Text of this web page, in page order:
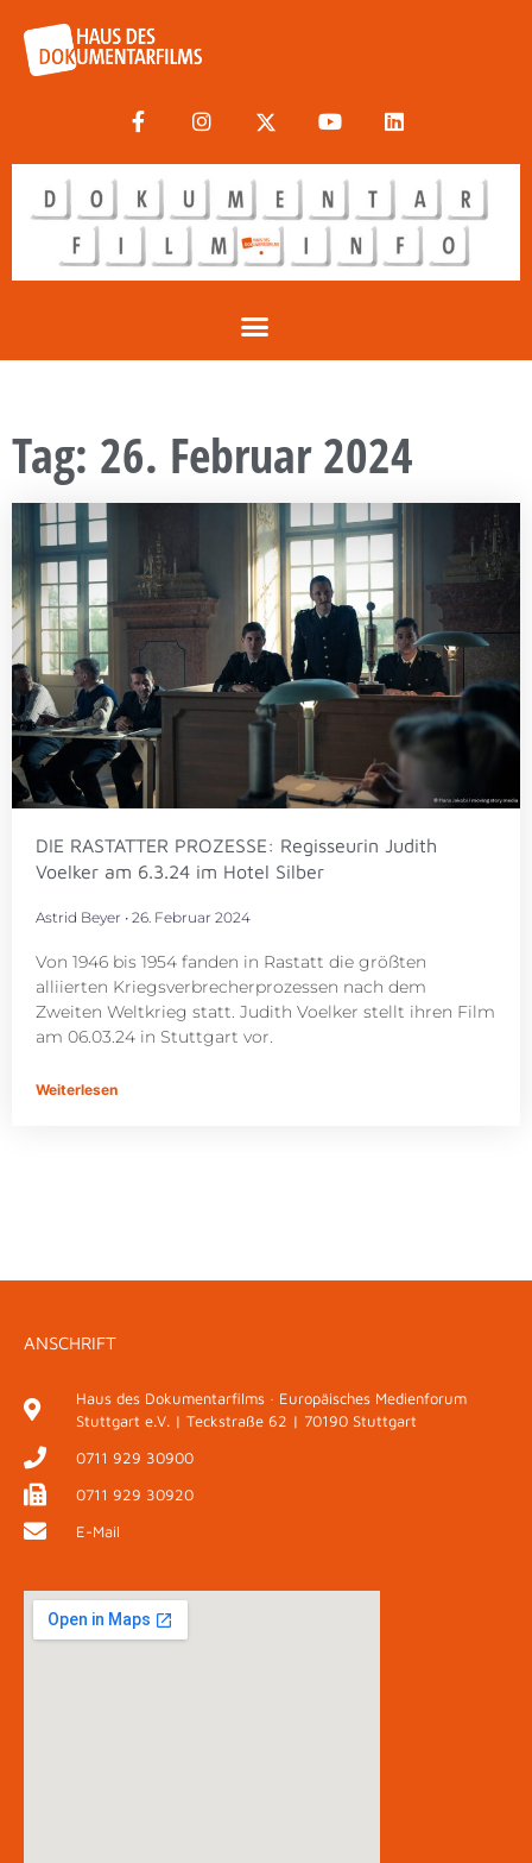
Tag: 26. Februar 2024
DIE RASTATTER PROZESSE: Regisseurin Judith
Voelker am 6.3.24 im Hotel Silber
Astrid Beyer 26. Februar 2024
Von 1946 bis 1954 fanden in Rastatt die größten
alliierten Kriegsverbrecherprozessen nach dem
Zweiten Weltkrieg statt. Judith Voelker stellt ihren Film
am 06.03.24 in Stuttgart vor.
Weiterlesen
ANSCHRIFT
Haus des Dokumentarfilms · Europäisches Medienforum
Stuttgart e.V. | Teckstraße 62 | 70190 Stuttgart
0711 929 30900
0711 929 30920
E-Mail